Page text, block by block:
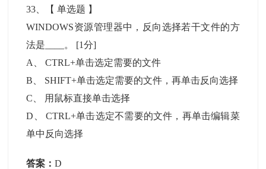
33 、【单选题 】
WINDOWS资源管理器中，反向选择若干文件的方
法是____。 [1分]
A
、CTRL+单击选定需要的文件
B
SHIFT+单击选定需要的文件，再单击反向选择
C
用鼠标直接单击选择
D 、CTRL+单击选定不需要的文件，再单击编辑菜
单中反向选择
答案：D